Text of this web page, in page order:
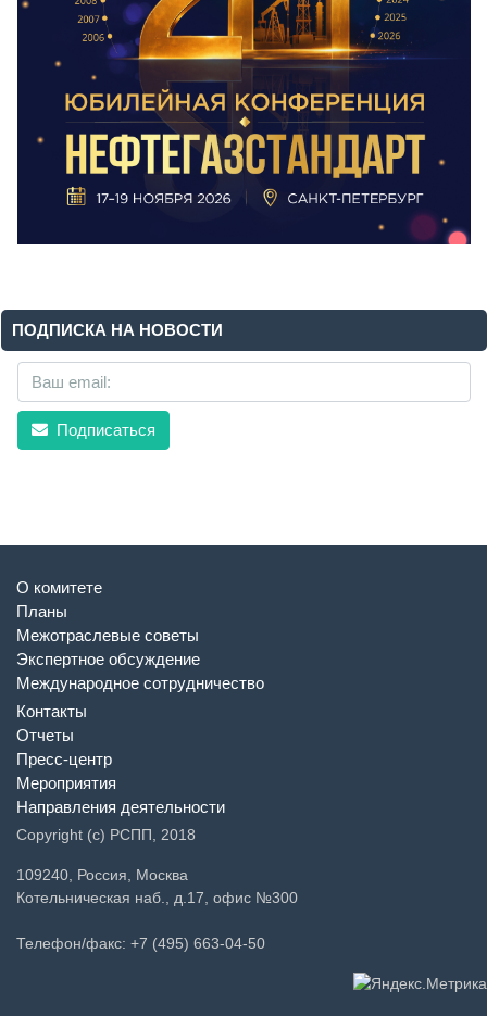
ПОДПИСКА НА НОВОСТИ
Подписаться
О комитете
Планы
Межотраслевые советы
Экспертное обсуждение
Международное сотрудничество
Контакты
Отчеты
Пресс-центр
Мероприятия
Направления деятельности
Copyright (c) РСПП, 2018
109240, Россия, Москва
Котельническая наб., д.17, офис №300
Телефон/факс: +7 (495) 663-04-50